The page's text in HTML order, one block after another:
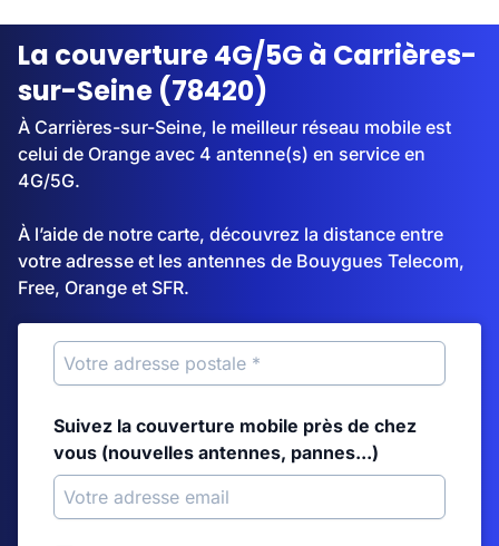
Streaming
La couverture 4G/5G à Carrières-
sur-Seine (78420)
À Carrières-sur-Seine, le meilleur réseau mobile est
celui de Orange avec 4 antenne(s) en service en
4G/5G.
À l’aide de notre carte, découvrez la distance entre
votre adresse et les antennes de Bouygues Telecom,
Free, Orange et SFR.
Suivez la couverture mobile près de chez
vous (nouvelles antennes, pannes...)